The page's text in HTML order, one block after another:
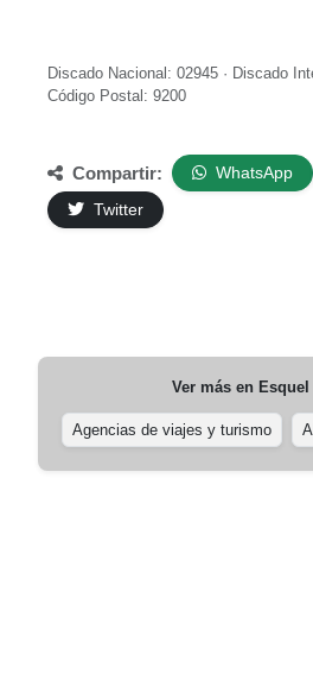
Discado Nacional: 02945 · Discado
Código Postal: 9200
Compartir: WhatsApp
Twitter
Ver más en Esquel
Agencias de viajes y turismo